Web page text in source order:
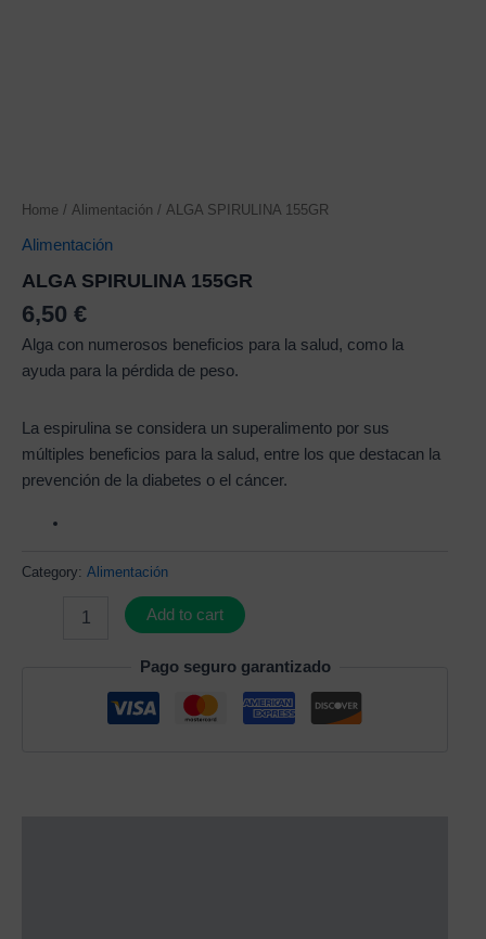
Home / Alimentación / ALGA SPIRULINA 155GR
Alimentación
ALGA SPIRULINA 155GR
6,50 €
Alga con numerosos beneficios para la salud, como la
ayuda para la pérdida de peso.
La espirulina se considera un superalimento por sus
múltiples beneficios para la salud, entre los que destacan la
prevención de la diabetes o el cáncer.
Category: Alimentación
Add to cart
Pago seguro garantizado